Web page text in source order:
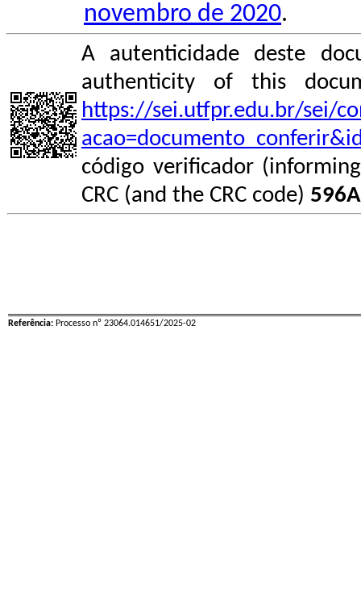
novembro de 2020.
A autenticidade deste
authenticity of this
https://sei.utfpr.edu.br/sei/
código verificador
CRC (and the CRC code)
Referência: Processo nº 23064.014651/2025-02